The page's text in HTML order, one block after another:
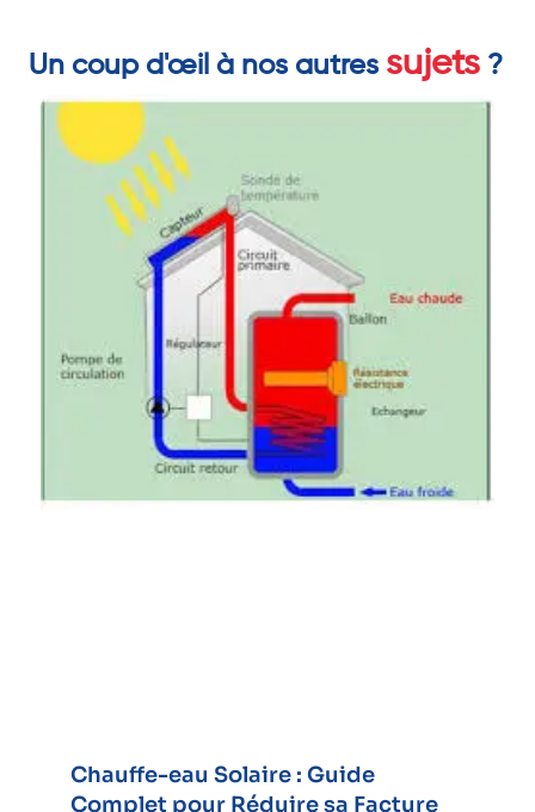
Un coup d'œil à nos autres sujets ?
Chauffe-eau Solaire : Guide
Complet pour Réduire sa Facture